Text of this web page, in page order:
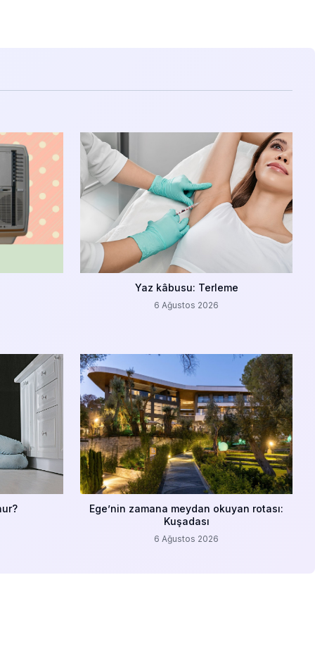
Yaz kâbusu: Terleme
6 Ağustos 2026
Ege’nin zamana meydan okuyan rotası:
Kuşadası
6 Ağustos 2026